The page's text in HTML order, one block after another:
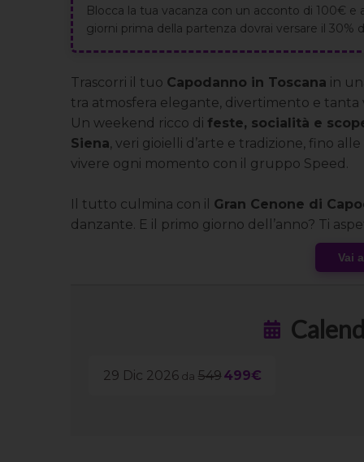
Blocca la tua vacanza con un acconto di 100€
giorni prima della partenza dovrai versare il
Trascorri il tuo Capodanno in Toscana in
tra atmosfera elegante, divertimento e tanta
Un weekend ricco di feste, socialità e
Siena , veri gioielli d’arte e tradizione, fino
vivere ogni momento con il gruppo Speed.
Il tutto culmina con il Gran Cenone di
danzante. E il primo giorno dell’anno? Ti
campagna toscana, perfetto per iniziare il
Vai
29 Dic 2026 da 549 499€